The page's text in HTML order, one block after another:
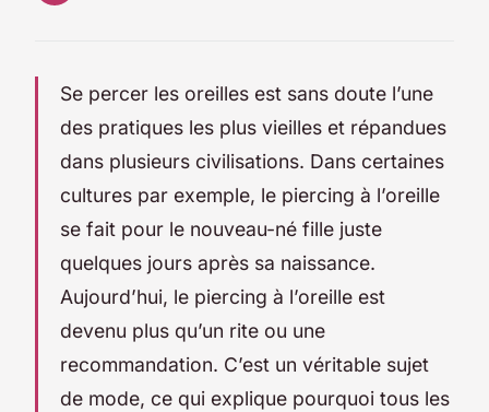
Se percer les oreilles est sans doute l’une
des pratiques les plus vieilles et répandues
dans plusieurs civilisations. Dans certaines
cultures par exemple, le piercing à l’oreille
se fait pour le nouveau-né fille juste
quelques jours après sa naissance.
Aujourd’hui, le piercing à l’oreille est
devenu plus qu’un rite ou une
recommandation. C’est un véritable sujet
de mode, ce qui explique pourquoi tous les